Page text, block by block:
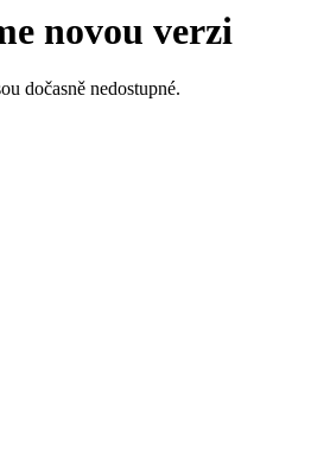
novou verzi
dočasně nedostupné.